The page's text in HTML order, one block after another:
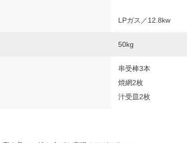
LPガス／12.8kw
50kg
串受棒3本
焼網2枚
汁受皿2枚